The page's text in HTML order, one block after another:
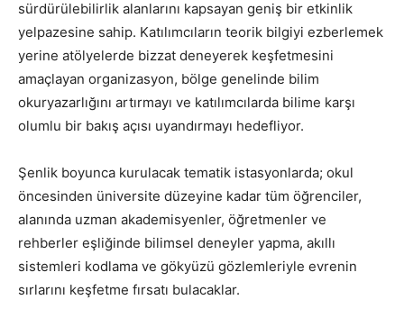
sürdürülebilirlik alanlarını kapsayan geniş bir etkinlik
yelpazesine sahip. Katılımcıların teorik bilgiyi ezberlemek
yerine atölyelerde bizzat deneyerek keşfetmesini
amaçlayan organizasyon, bölge genelinde bilim
okuryazarlığını artırmayı ve katılımcılarda bilime karşı
olumlu bir bakış açısı uyandırmayı hedefliyor.
Şenlik boyunca kurulacak tematik istasyonlarda; okul
öncesinden üniversite düzeyine kadar tüm öğrenciler,
alanında uzman akademisyenler, öğretmenler ve
rehberler eşliğinde bilimsel deneyler yapma, akıllı
sistemleri kodlama ve gökyüzü gözlemleriyle evrenin
sırlarını keşfetme fırsatı bulacaklar.